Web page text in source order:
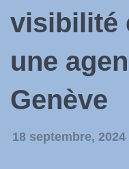
visibilité
une
Genève
18 septembre, 2024